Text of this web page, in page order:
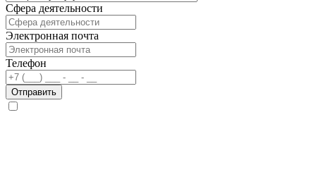
Сфера деятельности
Электронная почта
Телефон
Отправить